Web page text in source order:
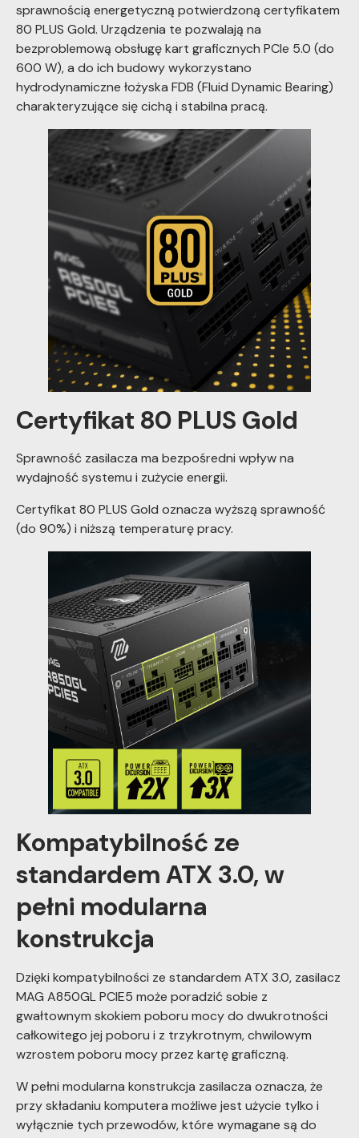
sprawnością energetyczną potwierdzoną certyfikatem
80 PLUS Gold. Urządzenia te pozwalają na
bezproblemową obsługę kart graficznych PCIe 5.0 (do
600 W), a do ich budowy wykorzystano
hydrodynamiczne łożyska FDB (Fluid Dynamic Bearing)
charakteryzujące się cichą i stabilna pracą.
Certyfikat 80 PLUS Gold
Sprawność zasilacza ma bezpośredni wpływ na
wydajność systemu i zużycie energii.
Certyfikat 80 PLUS Gold oznacza wyższą sprawność
(do 90%) i niższą temperaturę pracy.
Kompatybilność ze
standardem ATX 3.0, w
pełni modularna
konstrukcja
Dzięki kompatybilności ze standardem ATX 3.0, zasilacz
MAG A850GL PCIE5 może poradzić sobie z
gwałtownym skokiem poboru mocy do dwukrotności
całkowitego jej poboru i z trzykrotnym, chwilowym
wzrostem poboru mocy przez kartę graficzną.
W pełni modularna konstrukcja zasilacza oznacza, że
przy składaniu komputera możliwe jest użycie tylko i
wyłącznie tych przewodów, które wymagane są do